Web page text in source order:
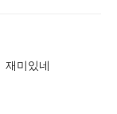
재미있네